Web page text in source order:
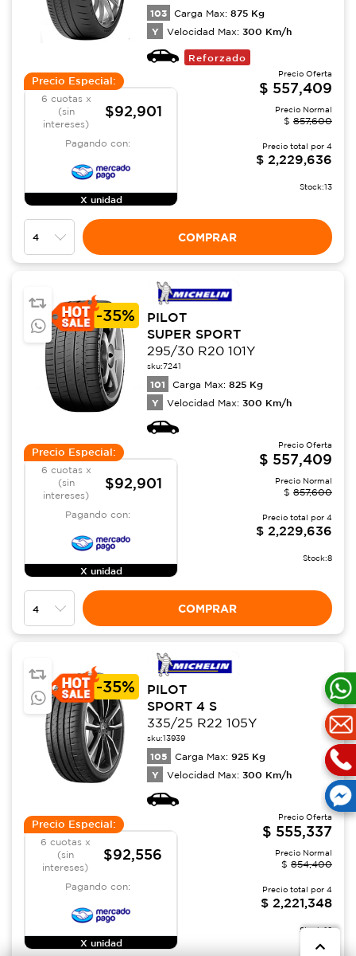
103 Carga Max: 875 Kg
Y Velocidad Max: 300 Km/h
Reforzado
Precio Especial:
6 cuotas x
(sin
intereses)
$92,901
Pagando con:
X unidad
Precio Oferta
$ 557,409
Precio Normal
$ 857,600
Precio total por 4
$ 2,229,636
Stock:13
COMPRAR
-35%
PILOT
SUPER SPORT
295/30 R20 101Y
sku:7241
101 Carga Max: 825 Kg
Y Velocidad Max: 300 Km/h
Precio Especial:
6 cuotas x
(sin
intereses)
$92,901
Pagando con:
X unidad
Precio Oferta
$ 557,409
Precio Normal
$ 857,600
Precio total por 4
$ 2,229,636
Stock:8
COMPRAR
-35%
PILOT
SPORT 4 S
335/25 R22 105Y
sku:13939
105 Carga Max: 925 Kg
Y Velocidad Max: 300 Km/h
Precio Especial:
6 cuotas x
(sin
intereses)
$92,556
Pagando con:
X unidad
Precio Oferta
$ 555,337
Precio Normal
$ 854,400
Precio total por 4
$ 2,221,348
Stock:12